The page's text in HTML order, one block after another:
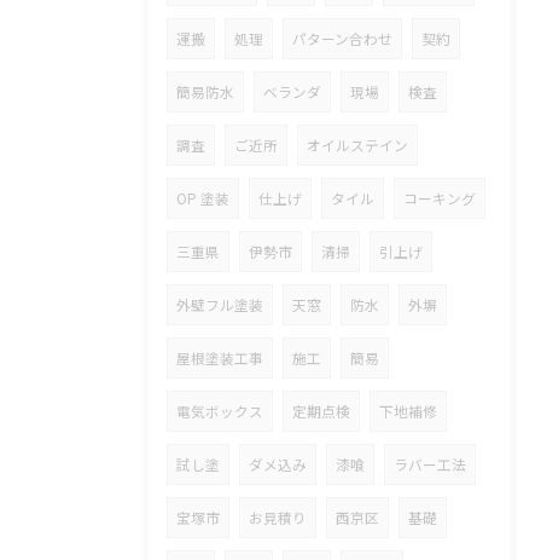
運搬 処理 パターン合わせ 契約
簡易防水 ベランダ 現場 検査
調査 ご近所 オイルステイン
OP 塗装 仕上げ タイル コーキング
三重県 伊勢市 清掃 引上げ
外壁フル塗装 天窓 防水 外塀
屋根塗装工事 施工 簡易
電気ボックス 定期点検 下地補修
試し塗 ダメ込み 漆喰 ラバー工法
宝塚市 お見積り 西京区 基礎